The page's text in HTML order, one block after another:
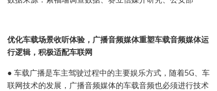
优化车载场景收听体验，广播音频媒体重塑车载音频媒体运
行逻辑，积极适配车联网
● 车载广播是车主驾驶过程中的主要娱乐方式，随着5G、车
联网技术的发展，广播音频媒体的车载音频也必须进行技术